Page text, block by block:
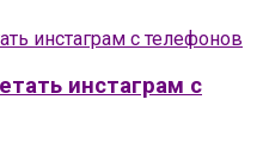
инстаграм с